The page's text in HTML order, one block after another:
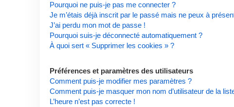
Pourquoi ne puis-je pas me connecter ?
Je m’étais déjà inscrit par le passé mais ne peux à
J’ai perdu mon mot de passe !
Pourquoi suis-je déconnecté automatiquement ?
À quoi sert « Supprimer les cookies » ?
Préférences et paramètres des utilisateurs
Comment puis-je modifier mes paramètres ?
Comment puis-je masquer mon nom d’utilisateur de la
L’heure n’est pas correcte !